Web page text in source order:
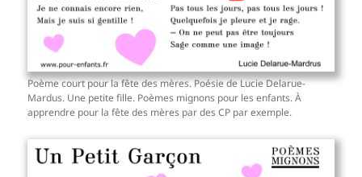
Poème court pour la fête des mères. Poésie de Lucie Delarue-
Mardus. Une petite fille. Poèmes mignons pour les enfants. À
apprendre pour la fête des mères par des CP par exemple.